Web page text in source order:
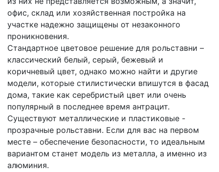
офис, склад или хозяйственная постройка на
участке надежно защищены от незаконного
проникновения.
Стандартное цветовое решение для рольставни –
классический белый, серый, бежевый и
коричневый цвет, однако можно найти и другие
модели, которые стилистически впишутся в фасад
дома, такие как серебристый цвет или очень
популярный в последнее время антрацит.
Существуют металлические и пластиковые -
прозрачные рольставни. Если для вас на первом
месте – обеспечение безопасности, то идеальным
вариантом станет модель из металла, а именно из
алюминия.